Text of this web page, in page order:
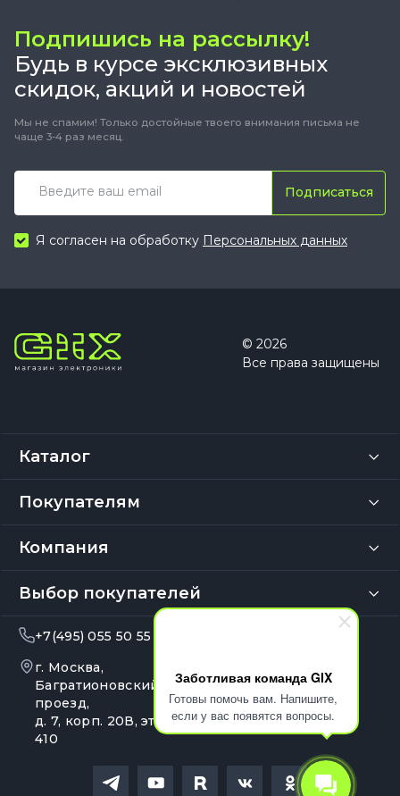
Заботливая команда GIX
Готовы помочь вам. Напишите,
если у вас появятся вопросы.
Подпишись на рассылку!
Будь в курсе эксклюзивных
скидок, акций и новостей
Мы не спамим! Только достойные твоего внимания письма не
чаще 3-4 раз месяц.
Подписаться
Я согласен на обработку Персональных данных
© 2026
Все права защищены
Каталог
Покупателям
Компания
Выбор покупателей
+7(495) 055 50 55
г. Москва,
Багратионовский
проезд,
д. 7, корп. 20В, эт. 4, оф.
410
Ежедневно